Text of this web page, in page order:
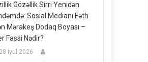
Gözəllik Sirri Yenidən
Sosial Medianı Fəth
Mərakeş Dodaq Boyası –
Fassi Nədir?
28 İyul 2026